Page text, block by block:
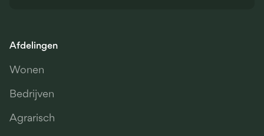
Afdelingen
Wonen
Bedrijven
Agrarisch